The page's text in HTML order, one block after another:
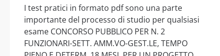
I test pratici in formato pdf sono una parte
importante del processo di studio per qualsiasi
esame CONCORSO PUBBLICO PER N. 2
FUNZIONARI-SETT. AMM.VO-GEST.LE, TEMPO